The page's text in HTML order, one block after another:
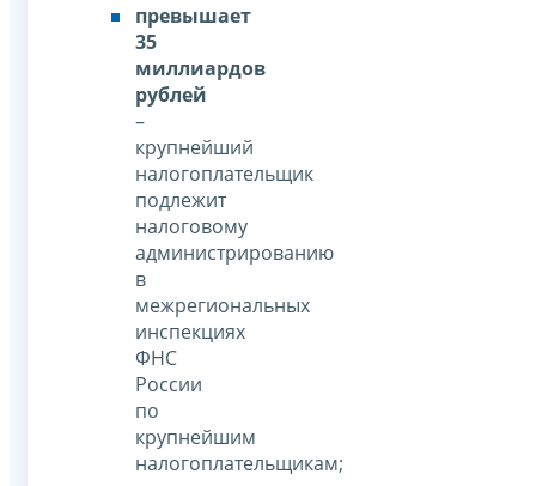
превышает
35
миллиардов
рублей
–
крупнейший
налогоплательщик
подлежит
налоговому
администрированию
в
межрегиональных
инспекциях
ФНС
России
по
крупнейшим
налогоплательщикам;